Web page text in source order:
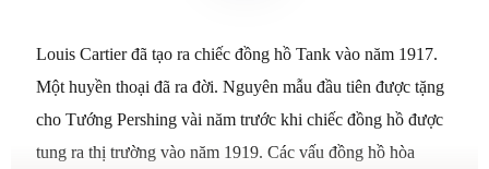
Louis Cartier đã tạo ra chiếc đồng hồ Tank vào năm 1917.
Một huyền thoại đã ra đời. Nguyên mẫu đầu tiên được tặng
cho Tướng Pershing vài năm trước khi chiếc đồng hồ được
tung ra thị trường vào năm 1919. Các vấu đồng hồ hòa